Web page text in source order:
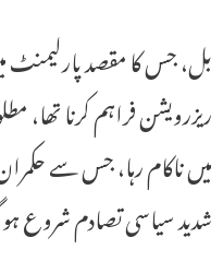
ریزرویشن فراہم کرنا تھا،
میں ناکام رہا، جس سے
شدید سیاسی تصادم شروع